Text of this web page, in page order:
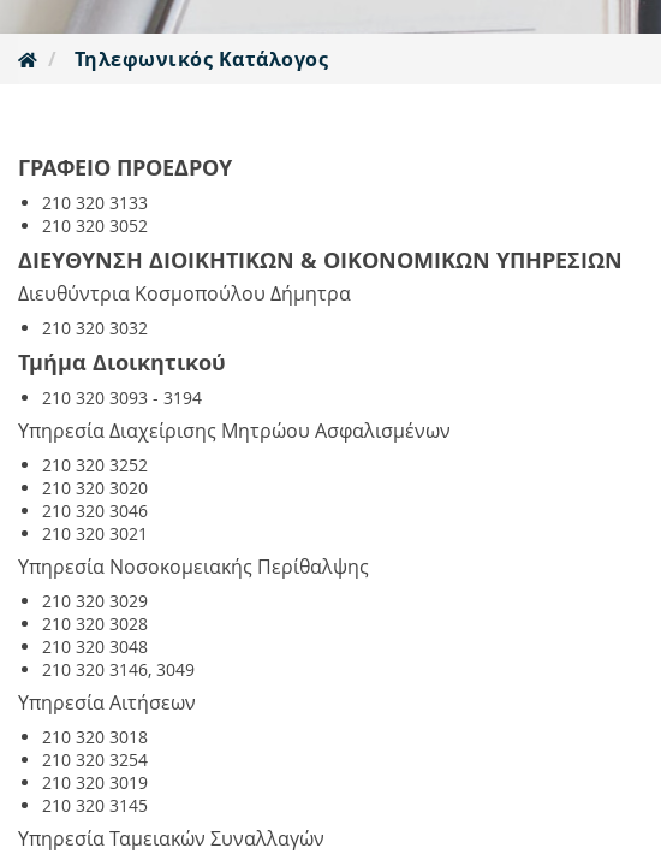
Τηλεφωνικός Κατάλογος
ΓΡΑΦΕΙΟ ΠΡΟΕΔΡΟΥ
210 320 3133
210 320 3052
ΔΙΕΥΘΥΝΣΗ ΔΙΟΙΚΗΤΙΚΩΝ & ΟΙΚΟΝΟΜΙΚΩΝ ΥΠΗΡΕΣΙΩΝ
Διευθύντρια Κοσμοπούλου Δήμητρα
210 320 3032
Τμήμα Διοικητικού
210 320 3093 - 3194
Υπηρεσία Διαχείρισης Μητρώου Ασφαλισμένων
210 320 3252
210 320 3020
210 320 3046
210 320 3021
Υπηρεσία Νοσοκομειακής Περίθαλψης
210 320 3029
210 320 3028
210 320 3048
210 320 3146, 3049
Υπηρεσία Αιτήσεων
210 320 3018
210 320 3254
210 320 3019
210 320 3145
Υπηρεσία Ταμειακών Συναλλαγών